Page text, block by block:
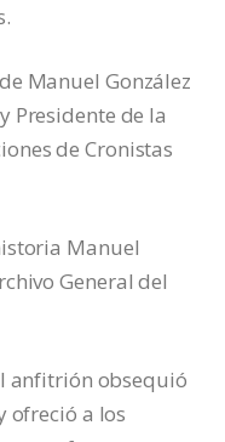
Manuel González
Presidente de la
de Cronistas
Manuel
General del
anfitrión obsequió
ofreció a los